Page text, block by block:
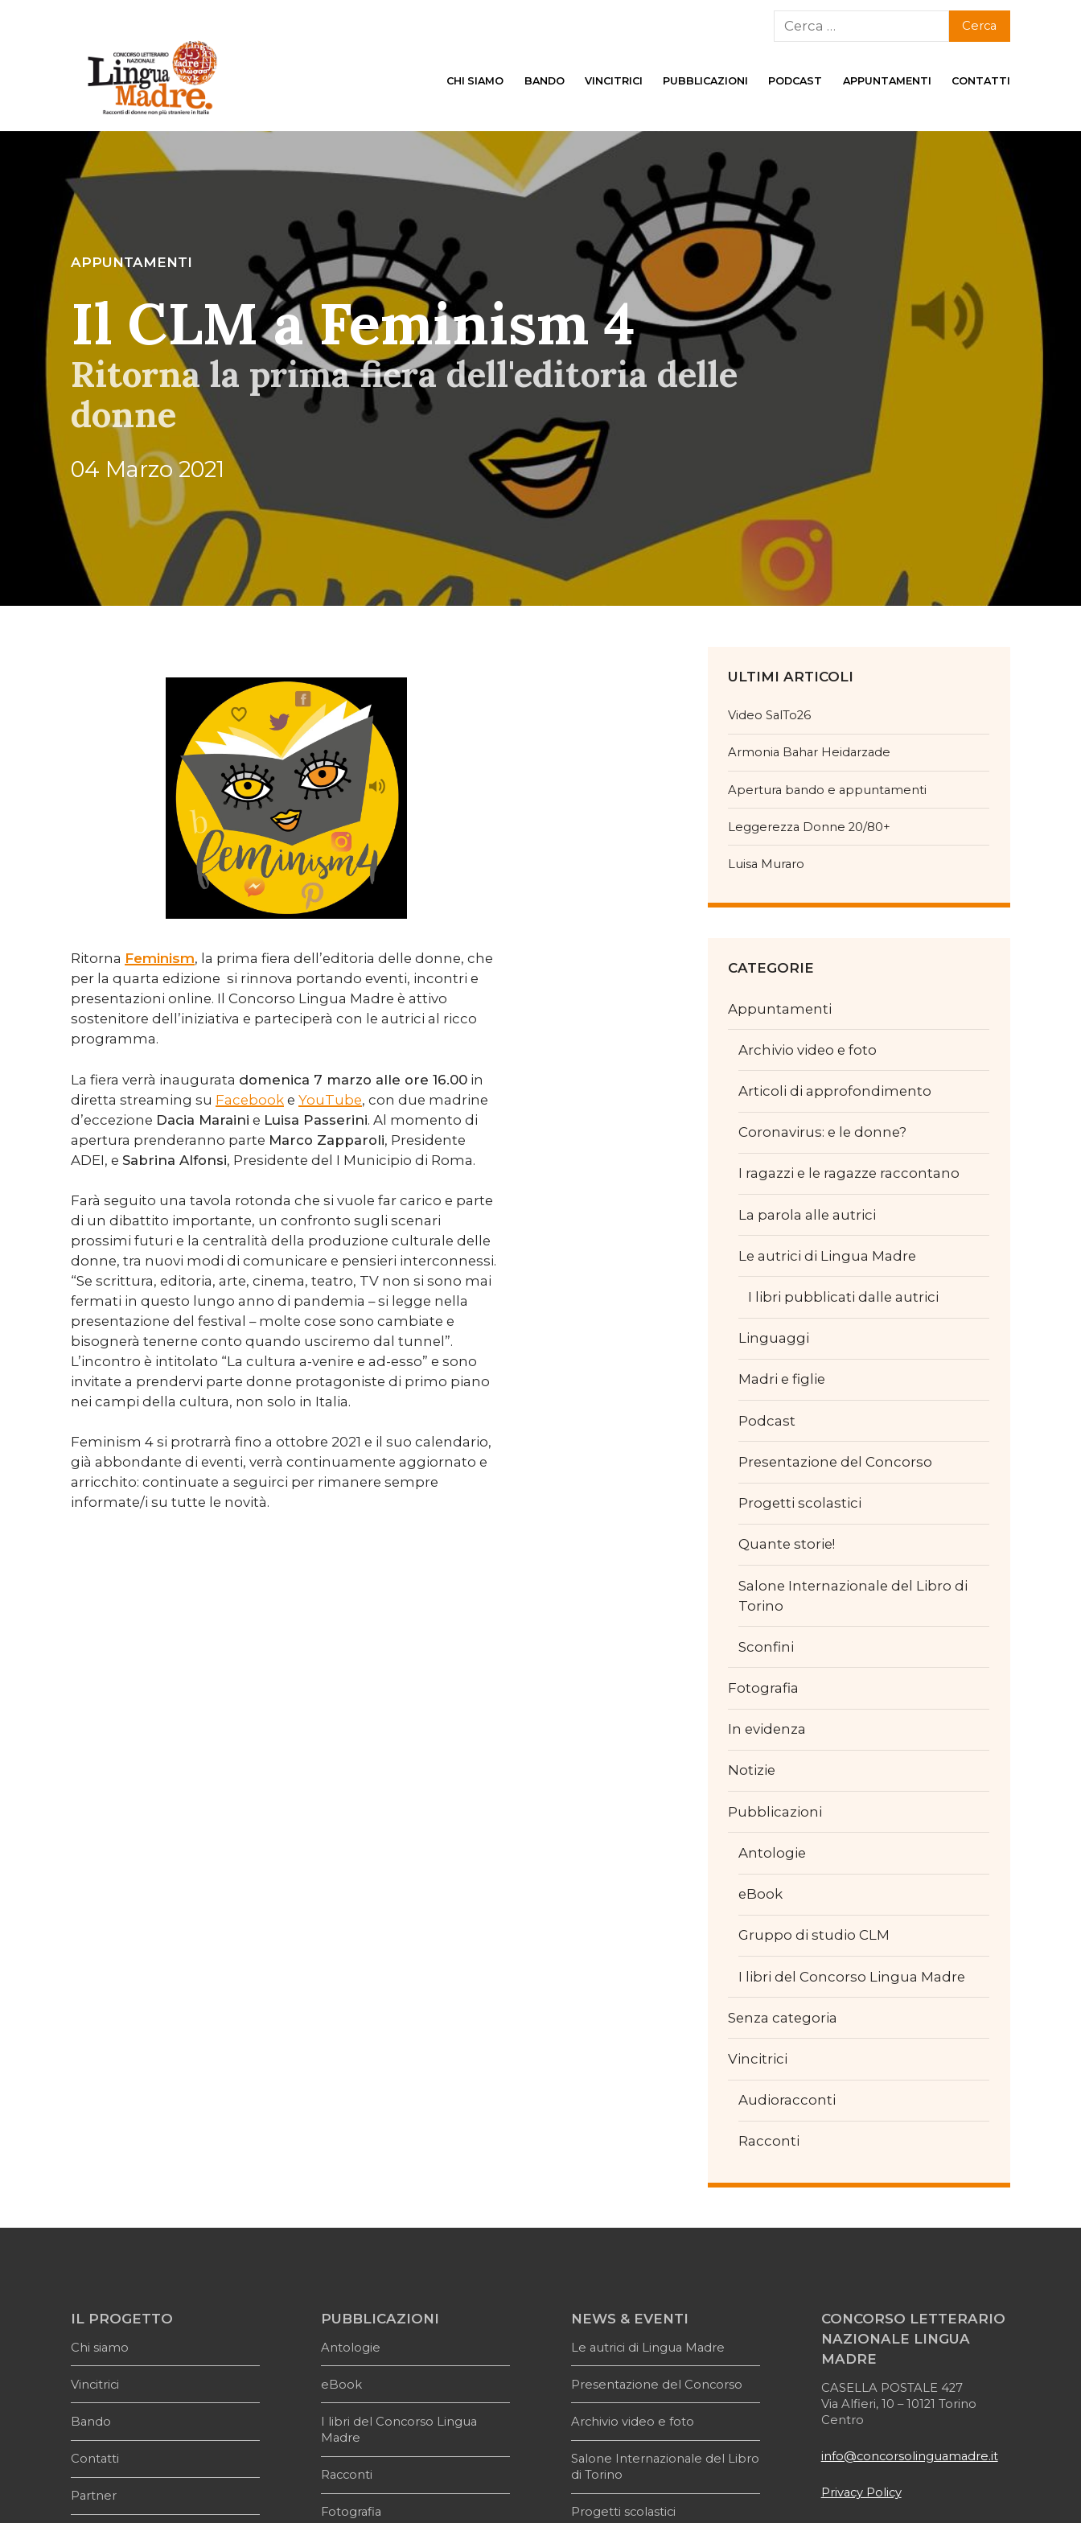
CHI SIAMO BANDO VINCITRICI PUBBLICAZIONI PODCAST APPUNTAMENTI CONTATTI
APPUNTAMENTI
Il CLM a Feminism 4
Ritorna la prima fiera dell'editoria delle
donne
04 Marzo 2021
Ritorna Feminism, la prima fiera dell’editoria delle donne, che
per la quarta edizione si rinnova portando eventi, incontri e
presentazioni online. Il Concorso Lingua Madre è attivo
sostenitore dell’iniziativa e parteciperà con le autrici al ricco
programma.
La fiera verrà inaugurata domenica 7 marzo alle ore 16.00 in
diretta streaming su Facebook eYouTube, con due madrine
d’eccezione Dacia Maraini e Luisa Passerini. Al momento di
apertura prenderanno parte Marco Zapparoli, Presidente
ADEI, eSabrina Alfonsi, Presidente del I Municipio di Roma.
Farà seguito una tavola rotonda che si vuole far carico e parte
di un dibattito importante, un confronto sugli scenari
prossimi futuri e la centralità della produzione culturale delle
donne, tra nuovi modi di comunicare e pensieri interconnessi.
“Se scrittura, editoria, arte, cinema, teatro, TV non si sono mai
fermati in questo lungo anno di pandemia – si legge nella
presentazione del festival – molte cose sono cambiate e
bisognerà tenerne conto quando usciremo dal tunnel”.
L’incontro è intitolato “La cultura a-venire e ad-esso” e sono
invitate a prendervi parte donne protagoniste di primo piano
nei campi della cultura, non solo in Italia.
Feminism 4 si protrarrà fino a ottobre 2021 e il suo calendario,
già abbondante di eventi, verrà continuamente aggiornato e
arricchito: continuate a seguirci per rimanere sempre
informate/i su tutte le novità.
ULTIMI ARTICOLI
Video SalTo26
Armonia Bahar Heidarzade
Apertura bando e appuntamenti
Leggerezza Donne 20/80+
Luisa Muraro
CATEGORIE
Appuntamenti
Archivio video e foto
Articoli di approfondimento
Coronavirus: e le donne?
I ragazzi e le ragazze raccontano
La parola alle autrici
Le autrici di Lingua Madre
I libri pubblicati dalle autrici
Linguaggi
Madri e figlie
Podcast
Presentazione del Concorso
Progetti scolastici
Quante storie!
Salone Internazionale del Libro di
Torino
Sconfini
Fotografia
In evidenza
Notizie
Pubblicazioni
Antologie
eBook
Gruppo di studio CLM
I libri del Concorso Lingua Madre
Senza categoria
Vincitrici
Audioracconti
Racconti
IL PROGETTO
Chi siamo
Vincitrici
Bando
Contatti
Partner
PUBBLICAZIONI
Antologie
eBook
I libri del Concorso Lingua
Madre
Racconti
Fotografia
NEWS & EVENTI
Le autrici di Lingua Madre
Presentazione del Concorso
Archivio video e foto
Salone Internazionale del Libro
di Torino
Progetti scolastici
CONCORSO LETTERARIO
NAZIONALE LINGUA
MADRE
CASELLA POSTALE 427
Via Alfieri, 10 – 10121 Torino
Centro
info@concorsolinguamadre.it
Privacy Policy